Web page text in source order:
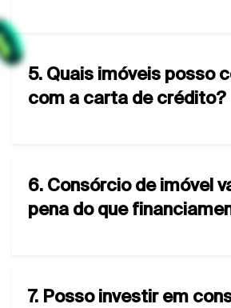
5. Quais imóveis posso
com a carta de crédito?
6. Consórcio de imóvel
pena do que
7. Posso investir em